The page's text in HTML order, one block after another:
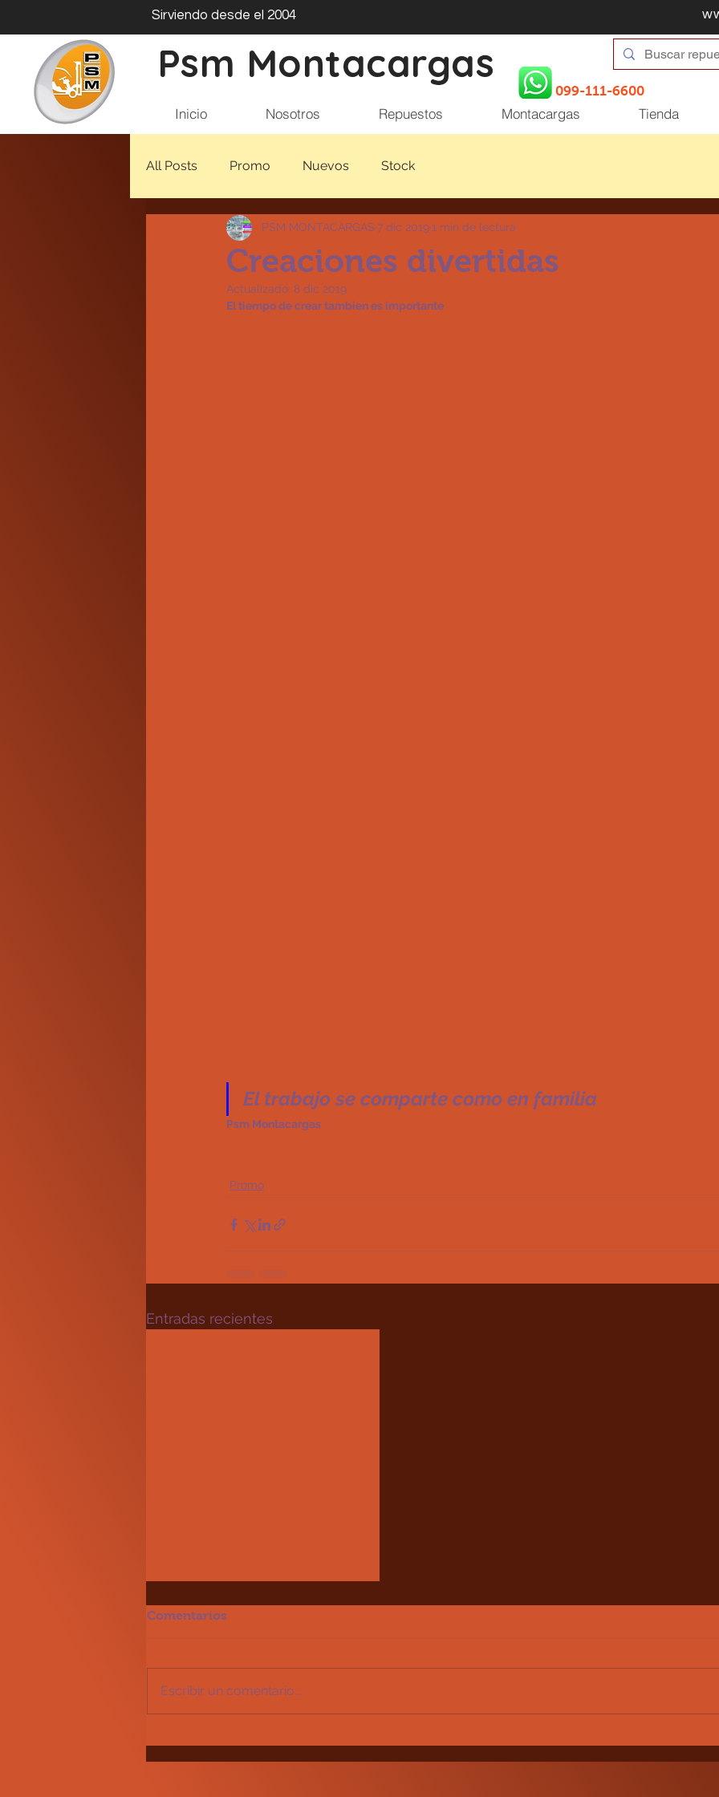
Sirviendo desde el 2004
Psm Montacargas
099-111-6600
Inicio Nosotros Repuestos Montacargas Tienda
All Posts Promo Nuevos Stock
Creaciones divertidas
PSM MONTACARGAS 7 dic 2019 1 min de lectura
Actualizado: 8 dic 2019
El tiempo de crear tambien es importante
El trabajo se comparte como en familia
Psm Montacargas
Promo
Entradas recientes
Comentarios
Escribir un comentario...